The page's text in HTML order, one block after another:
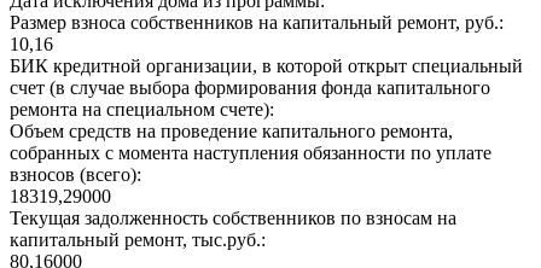
Размер взноса собственников на капитальный ремонт, руб.:
10,16
БИК кредитной организации, в которой открыт специальный
счет (в случае выбора формирования фонда капитального
ремонта на специальном счете):
Объем средств на проведение капитального ремонта,
собранных с момента наступления обязанности по уплате
взносов (всего):
18319,29000
Текущая задолженность собственников по взносам на
капитальный ремонт, тыс.руб.:
80,16000